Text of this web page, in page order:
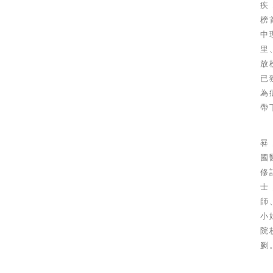
疾
榜
中
里
放
已
為
帶
晷
國
修
士
師
小
院
劂